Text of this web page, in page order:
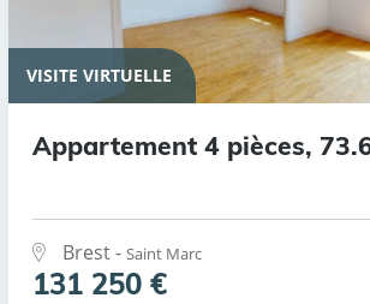
VISITE VIRTUELLE
Appartement 4 pièces,
Brest - Saint Marc
131 250 €